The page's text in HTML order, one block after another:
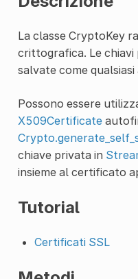
La classe CryptoKey
crittografica. Le chiavi
salvate come
Possono essere
X509Certificate
chiave privata in
insieme al certificato
Tutorial
Certificati SSL